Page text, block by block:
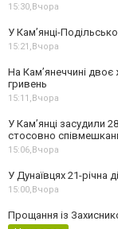
15:30, Вчора
У Кам’янці-
15:21, Вчора
На Камʼянеччині
гривень
15:11, Вчора
У Камʼянці засудили
стосовно
15:06, Вчора
У Дунаївцях 21-річна
15:00, Вчора
Прощання із